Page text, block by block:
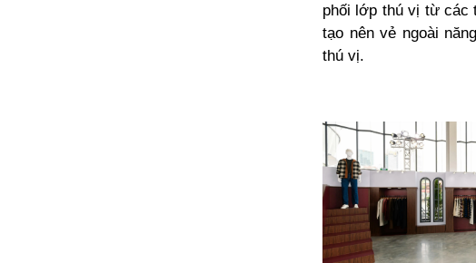
phối lớp thú vị từ các
tạo nên vẻ ngoài
thú vị.